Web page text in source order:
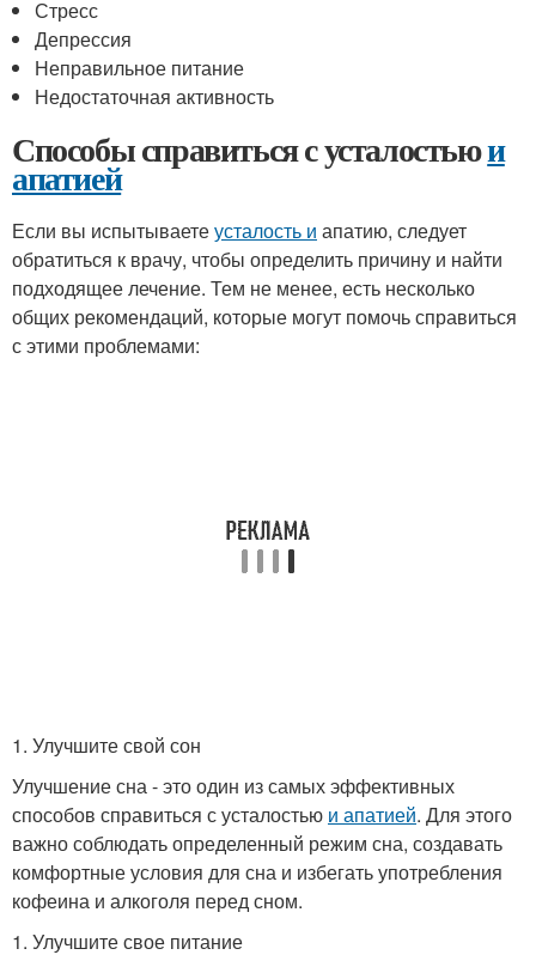
Стресс
Депрессия
Неправильное питание
Недостаточная активность
Способы справиться с усталостьюи
апатией
Если вы испытываетеусталость и апатию, следует
обратиться к врачу, чтобы определить причину и найти
подходящее лечение. Тем не менее, есть несколько
общих рекомендаций, которые могут помочь справиться
с этими проблемами:
1. Улучшите свой сон
Улучшение сна - это один из самых эффективных
способов справиться с усталостью и апатией. Для этого
важно соблюдать определенный режим сна, создавать
комфортные условия для сна и избегать употребления
кофеина и алкоголя перед сном.
1. Улучшите свое питание